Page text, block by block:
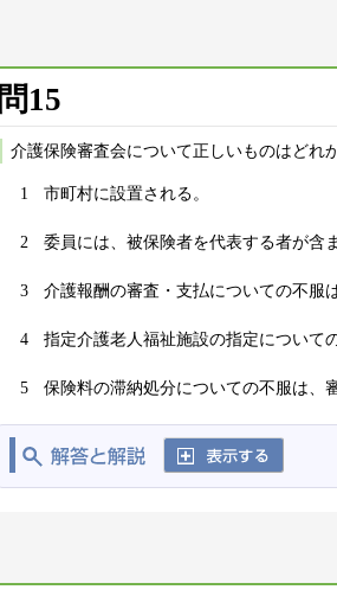
問15
介護保険審査会について正しいものはどれ
1 市町村に設置される。
2 委員には、被保険者を代表する者が含
3 介護報酬の審査・支払についての不服
4 指定介護老人福祉施設の指定について
5 保険料の滞納処分についての不服は、